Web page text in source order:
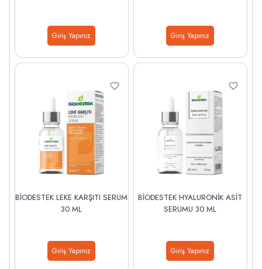
Giriş Yapınız Giriş Yapınız
BİODESTEK LEKE KARŞITI SERUM
30 ML
Giriş Yapınız
BİODESTEK HYALURONİK ASİT
SERUMU 30 ML
Giriş Yapınız